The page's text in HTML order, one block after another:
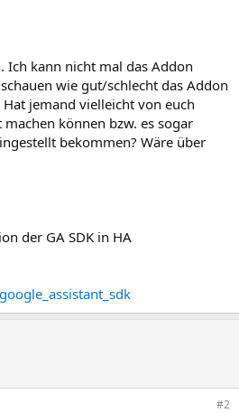
Ich kann nicht mal das Addon
wie gut/schlecht das Addon
jemand vielleicht von euch
können bzw. es sogar
bekommen? Wäre über
der GA SDK in HA
#2